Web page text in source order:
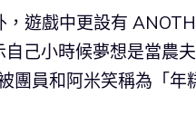
遊戲中更設有
己小時候夢想是當農
團員和阿米笑稱為「年